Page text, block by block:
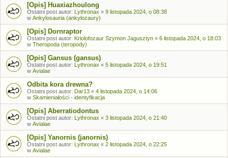
[Opis] Huaxiazhoulong
Ostatni post autor: Lythronax « 9 listopada 2024, o 08:38
w Ankylosauria (ankylozaury)
[Opis] Dornraptor
Ostatni post autor: Kriolofozaur Szymon Jagusztyn « 6 listopada 2024, o 18:03
w Theropoda (teropody)
[Opis] Gansus (gansus)
Ostatni post autor: Lythronax « 5 listopada 2024, o 19:51
w Avialae
Odbita kora drewna?
Ostatni post autor: Dar13 « 4 listopada 2024, o 14:06
w Skamieniałości - identyfikacja
[Opis] Aberratiodontus
Ostatni post autor: Lythronax « 3 listopada 2024, o 21:40
w Avialae
[Opis] Yanornis (janornis)
Ostatni post autor: Lythronax « 2 listopada 2024, o 22:25
w Avialae